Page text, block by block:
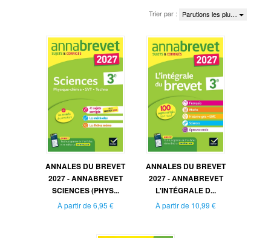
Trier par : Parutions les plu…
ANNALES DU BREVET
2027 - ANNABREVET
SCIENCES (PHYS...
À partir de 6,95 €
ANNALES DU BREVET
2027 - ANNABREVET
L'INTÉGRALE D...
À partir de 10,99 €